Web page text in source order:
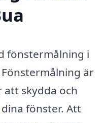
fönstermålning i
är
skydda och
fönster. Att